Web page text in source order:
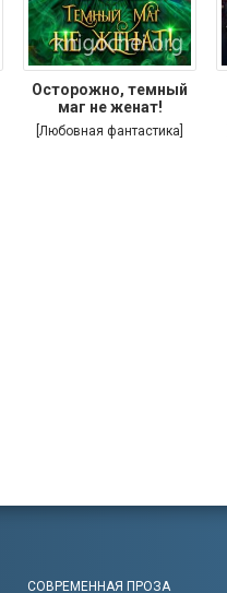
Осторожно, темный
маг не женат!
[Любовная фантастика]
СОВРЕМЕННАЯ ПРОЗА